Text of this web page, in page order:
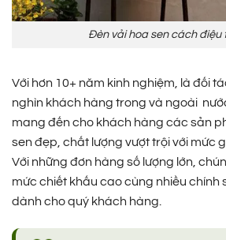
Đèn vải hoa sen cách điệu
Với hơn 10+ năm kinh nghiệm, là đối
nghìn khách hàng trong và ngoài
mang đến cho khách hàng các sản
sen đẹp, chất lượng vượt trội với mức
Với những đơn hàng số lượng lớn,
mức chiết khấu cao cùng nhiều chính
dành cho quý khách hàng.